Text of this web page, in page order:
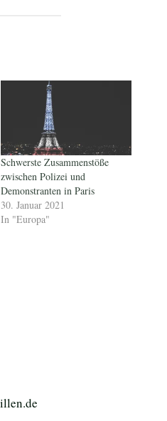
Schwerste Zusammenstöße
zwischen Polizei und
Demonstranten in Paris
30. Januar 2021
In "Europa"